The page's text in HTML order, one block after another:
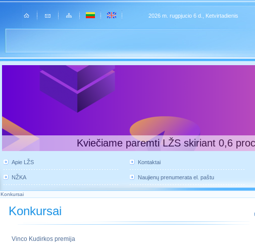
2026 m. rugpjucio 6 d., Ketvirtadienis
Kviečiame paremti LŽS skiriant 0,6
Apie LŽS Kontaktai
NŽKA Naujienų prenumerata el. paštu
Konkursai
Konkursai
Vinco Kudirkos premija